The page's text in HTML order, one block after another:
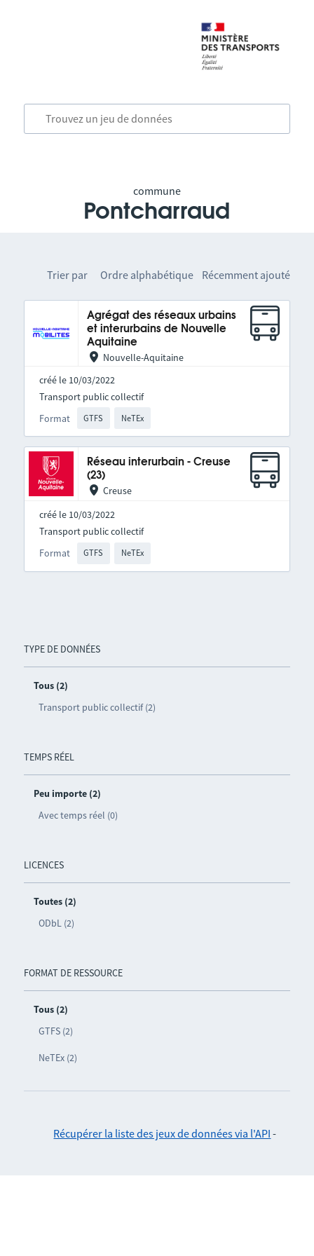
commune
Pontcharraud
TYPE DE DONNÉES
Tous (2)
Transport public collectif (2)
TEMPS RÉEL
Peu importe (2)
Avec temps réel (0)
LICENCES
Toutes (2)
ODbL (2)
FORMAT DE RESSOURCE
Tous (2)
GTFS (2)
NeTEx (2)
Trier par Ordre alphabétique Récemment ajouté
Agrégat des réseaux urbains
et interurbains de Nouvelle
Aquitaine
Nouvelle-Aquitaine
créé le 10/03/2022
Format GTFS NeTEx
Transport public collectif
Réseau interurbain - Creuse
(23)
Creuse
créé le 10/03/2022
Format GTFS NeTEx
Transport public collectif
Récupérer la liste des jeux de données via l'API -